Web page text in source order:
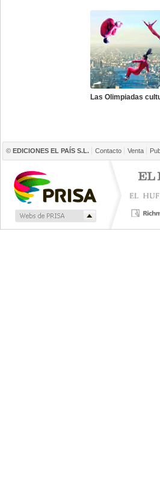
Las Olimpiadas
© EDICIONES EL PAÍS S.L. Contacto Venta